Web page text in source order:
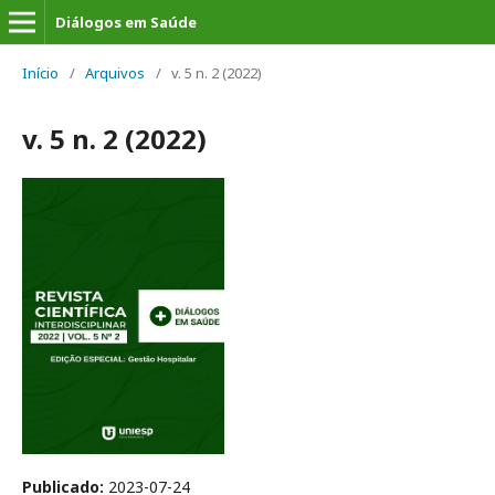
Diálogos em Saúde
Início / Arquivos / v. 5 n. 2 (2022)
v. 5 n. 2 (2022)
Publicado: 2023-07-24